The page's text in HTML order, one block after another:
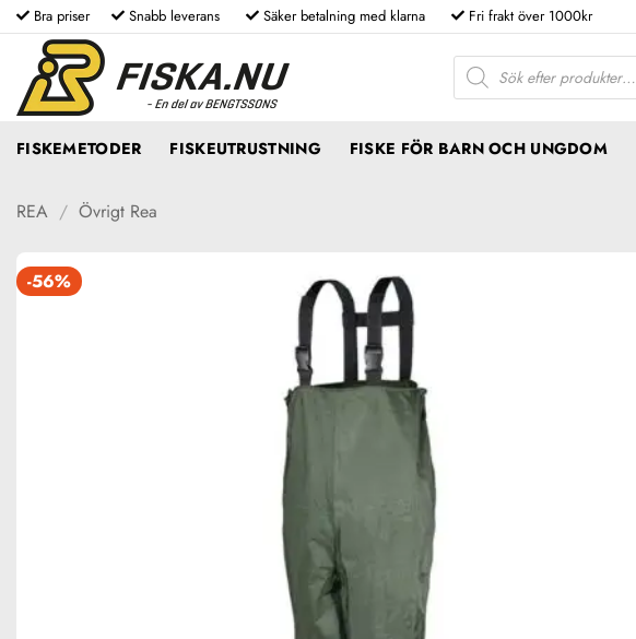
Skip
to
content
Bra priser Snabb leverans Säker betalning med klarna Fri frakt över 1000kr
Produktsökning
FISKEMETODER FISKEUTRUSTNING FISKE FÖR BARN OCH UNGDOM
REA / Övrigt Rea
-56%